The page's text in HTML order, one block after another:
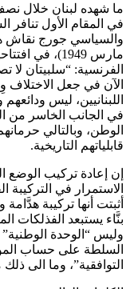
ما شهده لبنان خلال نصف
في المقام الأول
مارس 1949)،
الفرنسية: “سلبيتان
الآن في جعل الاختلاف
اللبنانيين، ليس
في الجانب الخاسر من
الوطن، وبالتالي
قابلياتهم التاريخية.
إن إعادة تركيب الوضع
الاستمرار في التركيبة
أثبتت أنها تركيبة
بنَّاء يستبعد الفذلكات
وليس “الوحدة الوطنية”
السلطة على حساب
التوافقية”، وما الى